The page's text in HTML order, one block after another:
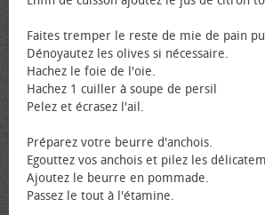
Faites tremper le reste de mie de pain
Dénoyautez les olives si nécessaire.
Hachez le foie de l'oie.
Hachez 1 cuiller à soupe de persil
Pelez et écrasez l'ail.
Préparez votre beurre d'anchois.
Egouttez vos anchois et pilez les
Ajoutez le beurre en pommade.
Passez le tout à l'étamine.